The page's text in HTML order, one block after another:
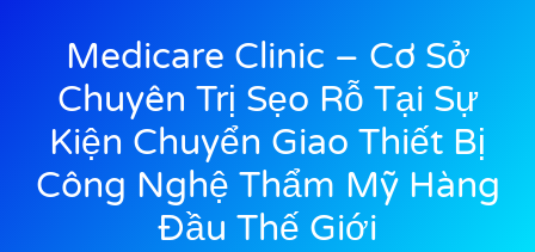
Medicare Clinic – Cơ Sở
Chuyên Trị Sẹo Rỗ Tại Sự
Kiện Chuyển Giao Thiết Bị
Công Nghệ Thẩm Mỹ Hàng
Đầu Thế Giới